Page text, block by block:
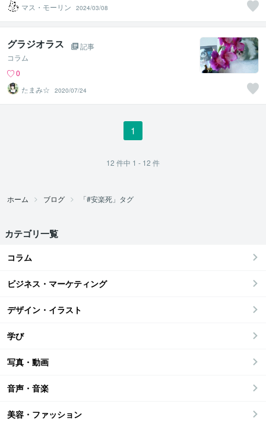
マス・モーリン
2024/03/08
グラジオラス
記事
コラム
0
たまみ☆
2020/07/24
1
12 件中 1 - 12 件
ホーム ブログ 「#安楽死」タグ
カテゴリ一覧
コラム
ビジネス・マーケティング
デザイン・イラスト
学び
写真・動画
音声・音楽
美容・ファッション